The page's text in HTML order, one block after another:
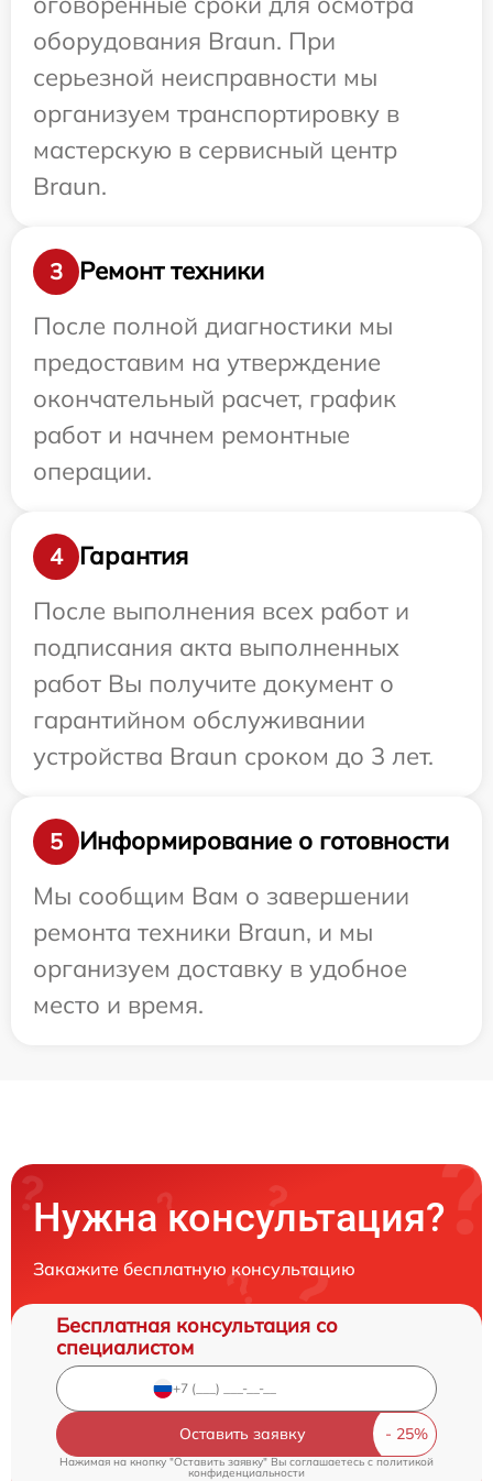
оборудования Braun. При
серьезной неисправности мы
организуем транспортировку в
мастерскую в сервисный центр
Braun.
3
Ремонт техники
После полной диагностики мы
предоставим на утверждение
окончательный расчет, график
работ и начнем ремонтные
операции.
4
Гарантия
После выполнения всех работ и
подписания акта выполненных
работ Вы получите документ о
гарантийном обслуживании
устройства Braun сроком до 3 лет.
5
Информирование о готовности
Мы сообщим Вам о завершении
ремонта техники Braun, и мы
организуем доставку в удобное
место и время.
Нужна консультация?
Закажите бесплатную консультацию
Бесплатная консультация со
специалистом
Оставить заявку
Нажимая на кнопку "Оставить заявку" Вы соглашаетесь cполитикой
конфиденциальности